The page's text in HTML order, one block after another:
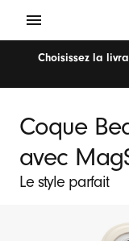
Choisissez la
Coque
avec
Le style parfait